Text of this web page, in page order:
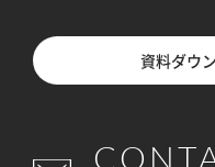
資料ダウ